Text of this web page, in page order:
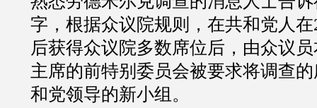
字，根据众议院规则，在共和党人
后获得众议院多数席位后，由众议
主席的前特别委员会被要求将调查
和党领导的新小组。